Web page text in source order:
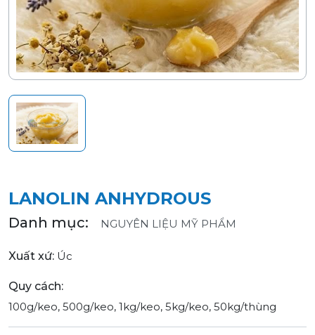
LANOLIN ANHYDROUS
Danh mục: NGUYÊN LIỆU MỸ PHẨM
Xuất xứ: Úc
Quy cách:
100g/keo, 500g/keo, 1kg/keo, 5kg/keo, 50kg/thùng